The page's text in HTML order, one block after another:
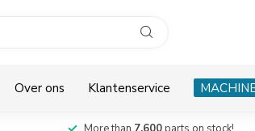
Over ons Klantenservice